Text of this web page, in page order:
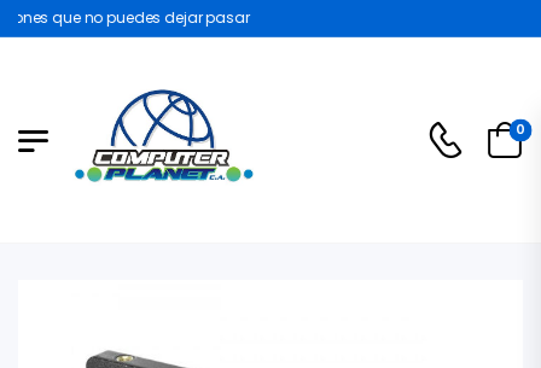
que no puedes dejar pasar
0